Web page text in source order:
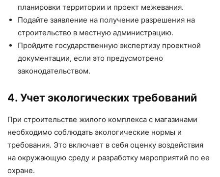
планировки территории и проект межевания.
Подайте заявление на получение разрешения на
строительство в местную администрацию.
Пройдите государственную экспертизу проектной
документации, если это предусмотрено
законодательством.
4. Учет экологических требований
При строительстве жилого комплекса с магазинами
необходимо соблюдать экологические нормы и
требования. Это включает в себя оценку воздействия
на окружающую среду и разработку мероприятий по ее
охране.